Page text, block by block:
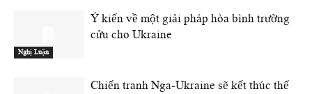
Nghị Luận
Ý kiến về một giải pháp hòa bình trường
cửu cho Ukraine
Chiến tranh Nga-Ukraine sẽ kết thúc thế